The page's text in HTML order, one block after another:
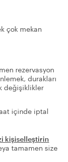
çok mekan
rezervasyon
durakları
değişiklikler
içinde iptal
kişiselleştirin
tamamen size